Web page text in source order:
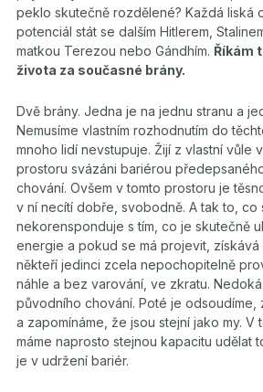
peklo skutečně rozdělené? Každá liská
potenciál stát se dalším Hitlerem,
matkou Terezou nebo Gándhím. Říkám
života za současné brány.
Dvě brány. Jedna je na jednu stranu a
Nemusíme vlastním rozhodnutím do
mnoho lidí nevstupuje. Žijí z vlastní vůle
prostoru svázáni bariérou
chování. Ovšem v tomto prostoru je
v ní necítí dobře, svobodně. A tak to, co
nekorensponduje s tím, co je skutečně
energie a pokud se má projevit, získává
někteří jedinci zcela nepochopitelně
náhle a bez varování, ve zkratu.
původního chování. Poté je
a zapomínáme, že jsou stejní jako my. V
máme naprosto stejnou kapacitu udělat
je v udržení bariér.